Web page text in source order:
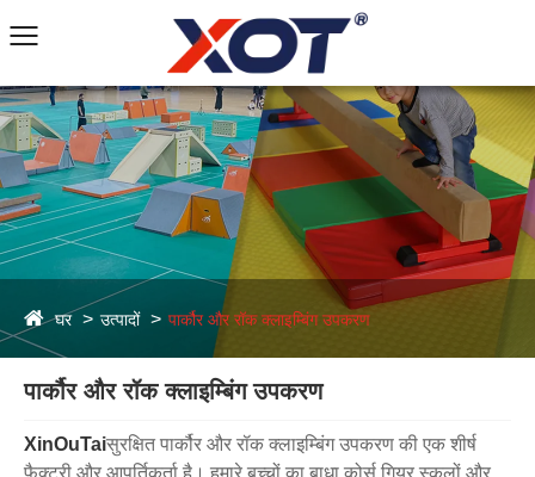
घर उत्पादों पार्कौर और रॉक क्लाइम्बिंग उपकरण
पार्कौर और रॉक क्लाइम्बिंग उपकरण
XinOuTaiसुरक्षित पार्कौर और रॉक क्लाइम्बिंग उपकरण की एक शीर्ष
फैक्ट्री और आपूर्तिकर्ता है। हमारे बच्चों का बाधा कोर्स गियर स्कूलों और